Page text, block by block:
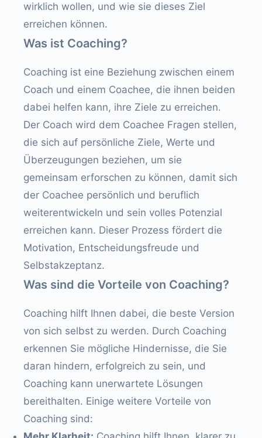
wirklich wollen, und wie sie dieses Ziel
erreichen können.
Was ist Coaching?
Coaching ist eine Beziehung zwischen einem
Coach und einem Coachee, die ihnen beiden
dabei helfen kann, ihre Ziele zu erreichen.
Der Coach wird dem Coachee Fragen stellen,
die sich auf persönliche Ziele, Werte und
Überzeugungen beziehen, um sie
gemeinsam erforschen zu können, damit sich
der Coachee persönlich und beruflich
weiterentwickeln und sein volles Potenzial
erreichen kann. Dieser Prozess fördert die
Motivation, Entscheidungsfreude und
Selbstakzeptanz.
Was sind die Vorteile von Coaching?
Coaching hilft Ihnen dabei, die beste Version
von sich selbst zu werden. Durch Coaching
erkennen Sie mögliche Hindernisse, die Sie
daran hindern, erfolgreich zu sein, und
Coaching kann unerwartete Lösungen
bereithalten. Einige weitere Vorteile von
Coaching sind: